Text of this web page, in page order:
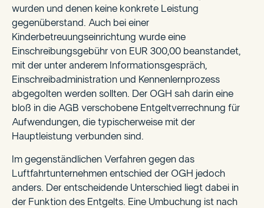
wurden und denen keine konkrete Leistung
gegenüberstand. Auch bei einer
Kinderbetreuungseinrichtung wurde eine
Einschreibungsgebühr von EUR 300,00 beanstandet,
mit der unter anderem Informationsgespräch,
Einschreibadministration und Kennenlernprozess
abgegolten werden sollten. Der OGH sah darin eine
bloß in die AGB verschobene Entgeltverrechnung für
Aufwendungen, die typischerweise mit der
Hauptleistung verbunden sind.
Im gegenständlichen Verfahren gegen das
Luftfahrtunternehmen entschied der OGH jedoch
anders. Der entscheidende Unterschied liegt dabei in
der Funktion des Entgelts. Eine Umbuchung ist nach